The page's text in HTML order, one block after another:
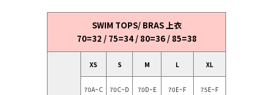
SWIM TOPS/ BRAS 上衣
70=32 / 75=34 / 80=36 / 85=38
XS S M L XL
70A~C 70C~D 70D~E 70E~F 75E~F